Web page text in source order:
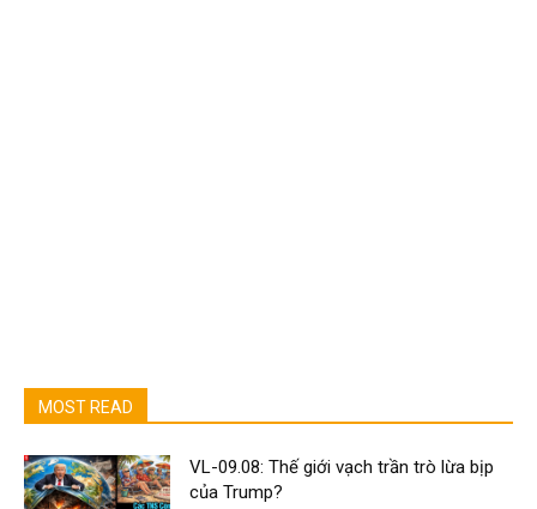
MOST READ
VL-09.08: Thế giới vạch trần trò lừa bịp
của Trump?